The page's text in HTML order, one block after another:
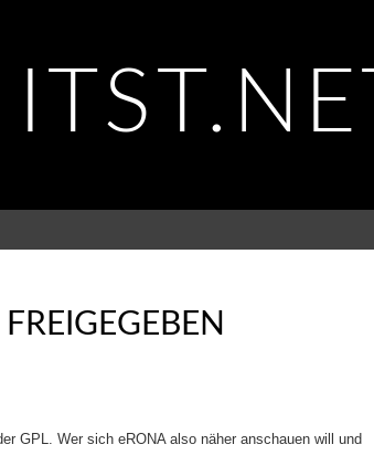
ITST.NET
GPL. Wer sich eRONA also näher anschauen will und